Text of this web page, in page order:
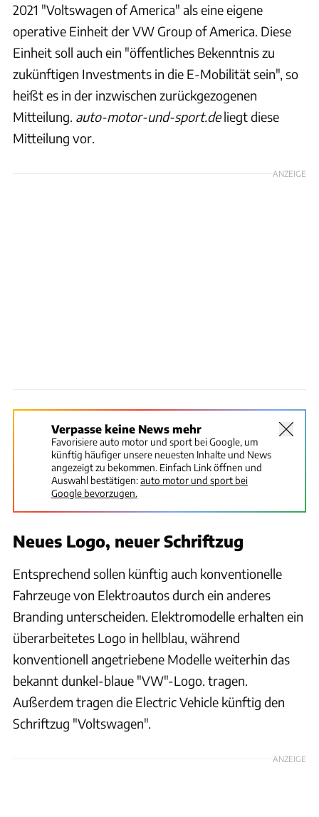
2021 "Voltswagen of America" als eine eigene
operative Einheit der VW Group of America. Diese
Einheit soll auch ein "öffentliches Bekenntnis zu
zukünftigen Investments in die E-Mobilität sein", so
heißt es in der inzwischen zurückgezogenen
Mitteilung. auto-motor-und-sport.deliegt diese
Mitteilung vor.
ANZEIGE
Verpasse keine News mehr
Favorisiere auto motor und sport bei Google, um
künftig häufiger unsere neuesten Inhalte und News
angezeigt zu bekommen. Einfach Link öffnen und
Auswahl bestätigen:auto motor und sport bei
Google bevorzugen.
Neues Logo, neuer Schriftzug
Entsprechend sollen künftig auch konventionelle
Fahrzeuge von Elektroautos durch ein anderes
Branding unterscheiden. Elektromodelle erhalten ein
überarbeitetes Logo in hellblau, während
konventionell angetriebene Modelle weiterhin das
bekannt dunkel-blaue "VW"-Logo. tragen.
Außerdem tragen die Electric Vehicle künftig den
Schriftzug "Voltswagen".
ANZEIGE